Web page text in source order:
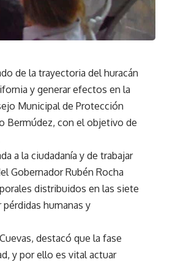
de la trayectoria del huracán
y generar efectos en la
Municipal de Protección
Bermúdez, con el objetivo de
a la ciudadanía y de trabajar
Gobernador Rubén Rocha
distribuidos en las siete
humanas y
destacó que la fase
y por ello es vital actuar